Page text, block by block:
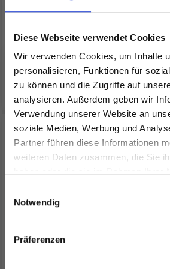
Diese Webseite verwendet Cookies
Wir verwenden Cookies, um Inhalte
personalisieren, Funktionen für
zu können und die Zugriffe auf
analysieren. Außerdem geben wir
Verwendung unserer Website an
soziale Medien, Werbung und
Partner führen diese Informationen
weiteren Daten zusammen, die Sie
Notwendig
Präferenzen
In den Warenkorb
19% Rabatt 20%
Spare bis
und erhalte exklusiven